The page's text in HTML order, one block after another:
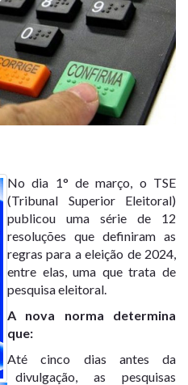
No dia 1° de março, o TSE
(Tribunal Superior Eleitoral)
publicou uma série de 12
resoluções que definiram as
regras para a eleição de 2024,
entre elas, uma que trata de
pesquisa eleitoral.
A nova norma determina
que:
Até cinco dias antes da
divulgação, as pesquisas